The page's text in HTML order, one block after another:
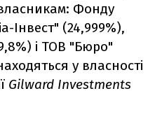
Фонду
Інвест" (24,999%),
і ТОВ "Бюро"
у власності
Gilward Investments